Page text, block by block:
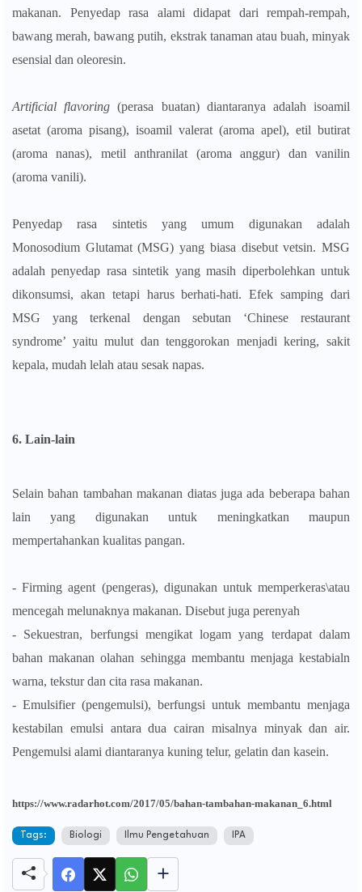
makanan. Penyedap rasa alami didapat dari rempah-rempah,
bawang merah, bawang putih, ekstrak tanaman atau buah, minyak
esensial dan oleoresin.
Artificial flavoring(perasa buatan) diantaranya adalah isoamil
asetat (aroma pisang), isoamil valerat (aroma apel), etil butirat
(aroma nanas), metil anthranilat (aroma anggur) dan vanilin
(aroma vanili).
Penyedap rasa sintetis yang umum digunakan adalah
Monosodium Glutamat (MSG) yang biasa disebut vetsin. MSG
adalah penyedap rasa sintetik yang masih diperbolehkan untuk
dikonsumsi, akan tetapi harus berhati-hati. Efek samping dari
MSG yang terkenal dengan sebutan ‘Chinese restaurant
syndrome’ yaitu mulut dan tenggorokan menjadi kering, sakit
kepala, mudah lelah atau sesak napas.
6. Lain-lain
Selain bahan tambahan makanan diatas juga ada beberapa bahan
lain yang digunakan untuk meningkatkan maupun
mempertahankan kualitas pangan.
- Firming agent (pengeras), digunakan untuk memperkeras\atau
mencegah melunaknya makanan. Disebut juga perenyah
- Sekuestran, berfungsi mengikat logam yang terdapat dalam
bahan makanan olahan sehingga membantu menjaga kestabialn
warna, tekstur dan cita rasa makanan.
- Emulsifier (pengemulsi), berfungsi untuk membantu menjaga
kestabilan emulsi antara dua cairan misalnya minyak dan air.
Pengemulsi alami diantaranya kuning telur, gelatin dan kasein.
https://www.radarhot.com/2017/05/bahan-tambahan-makanan_6.html
Tags: Biologi Ilmu Pengetahuan IPA